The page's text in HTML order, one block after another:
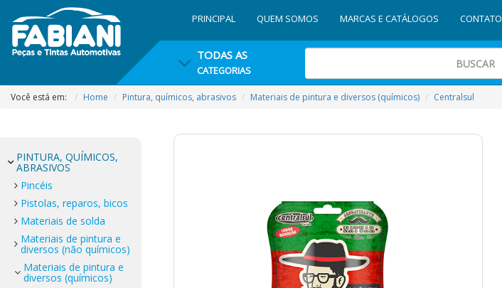
PRINCIPAL QUEM SOMOS MARCAS E CATÁLOGOS CONTATO
TODAS AS
CATEGORIAS
Você está em: Home Pintura, químicos, abrasivos Materiais de pintura e diversos (químicos) Centralsul
PINTURA, QUÍMICOS,
ABRASIVOS
Pincéis
Pistolas, reparos, bicos
Materiais de solda
Materiais de pintura e
diversos (não químicos)
Materiais de pintura e
diversos (químicos)